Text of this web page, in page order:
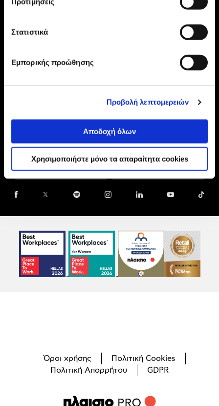
Στατιστικά
Εμπορικής προώθησης
Προβολή λεπτομερειών
Αποδοχή όλων
Χρησιμοποιήστε μόνο τα απαραίτητα cookies
Η ΕΤΑΙΡΕΙΑ
ONLINE ΑΓΟΡΕΣ
Face
Όροι χρήσης
Πολιτική Cookies
Πολιτική Απορρήτου
GDPR